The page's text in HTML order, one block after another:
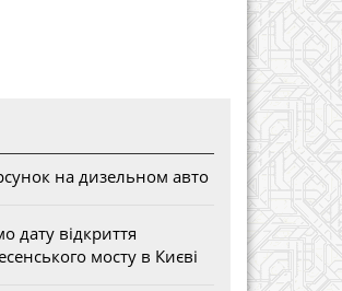
на дизельном авто
дату відкриття
мосту в Києві